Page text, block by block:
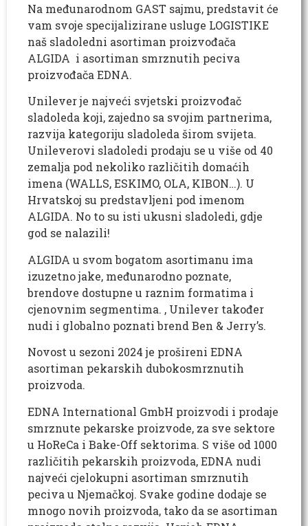
Na međunarodnom GAST sajmu, predstavit će
vam svoje specijalizirane usluge LOGISTIKE
naš sladoledni asortiman proizvođača
ALGIDA i asortiman smrznutih peciva
proizvođača EDNA.
Unilever je najveći svjetski proizvođač
sladoleda koji, zajedno sa svojim partnerima,
razvija kategoriju sladoleda širom svijeta.
Unileverovi sladoledi prodaju se u više od 40
zemalja pod nekoliko različitih domaćih
imena (WALLS, ESKIMO, OLA, KIBON…). U
Hrvatskoj su predstavljeni pod imenom
ALGIDA. No to su isti ukusni sladoledi, gdje
god se nalazili!
ALGIDA u svom bogatom asortimanu ima
izuzetno jake, međunarodno poznate,
brendove dostupne u raznim formatima i
cjenovnim segmentima. , Unilever također
nudi i globalno poznati brend Ben & Jerry’s.
Novost u sezoni 2024 je prošireni EDNA
asortiman pekarskih dubokosmrznutih
proizvoda.
EDNA International GmbH proizvodi i prodaje
smrznute pekarske proizvode, za sve sektore
u HoReCa i Bake-Off sektorima. S više od 1000
različitih pekarskih proizvoda, EDNA nudi
najveći cjelokupni asortiman smrznutih
peciva u Njemačkoj. Svake godine dodaje se
mnogo novih proizvoda, tako da se asortiman